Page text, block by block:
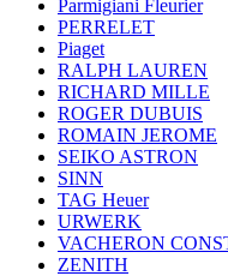
Parmigiani Fleurier
PERRELET
Piaget
RALPH LAUREN
RICHARD MILLE
ROGER DUBUIS
ROMAIN JEROME
SEIKO ASTRON
SINN
TAG Heuer
URWERK
VACHERON
ZENITH